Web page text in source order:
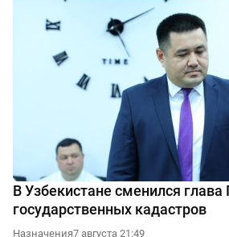
В Узбекистане сменился
государственных кадастров
Назначения7 августа 21:49